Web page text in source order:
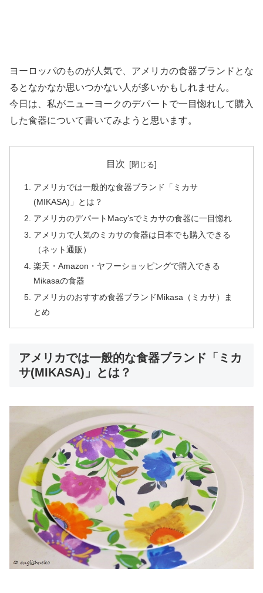
ヨーロッパのものが人気で、アメリカの食器ブランドとな
るとなかなか思いつかない人が多いかもしれません。
今日は、私がニューヨークのデパートで一目惚れして購入
した食器について書いてみようと思います。
目次
アメリカでは一般的な食器ブランド「ミカサ
(MIKASA)」とは？
アメリカのデパートMacy’sでミカサの食器に一目惚れ
アメリカで人気のミカサの食器は日本でも購入できる
（ネット通販）
楽天・Amazon・ヤフーショッピングで購入できる
Mikasaの食器
アメリカのおすすめ食器ブランドMikasa（ミカサ）ま
とめ
アメリカでは一般的な食器ブランド「ミカ
サ(MIKASA)」とは？